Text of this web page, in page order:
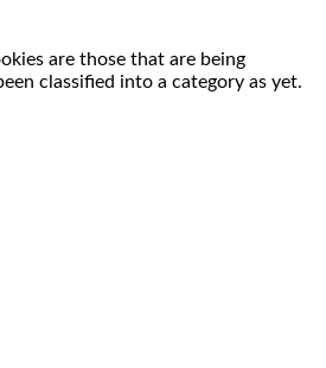
are those that are being
classified into a category as yet.